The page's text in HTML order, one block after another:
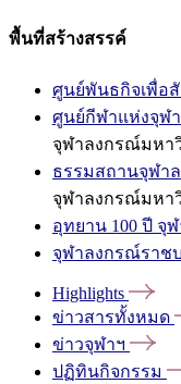
พื้นที่สร้างสรรค์
ศูนย์พันธกิจเพื่อ
ศูนย์กีฬาแห่งจุฬ
จุฬาลงกรณ์มหา
ธรรมสถานจุฬา
จุฬาลงกรณ์มหา
อุทยาน 100 ปี จุฬ
จุฬาลงกรณ์ราช
Highlights
ข่าวสารทั้งหมด
ข่าวจุฬาฯ
ปฏิทินกิจกรรม